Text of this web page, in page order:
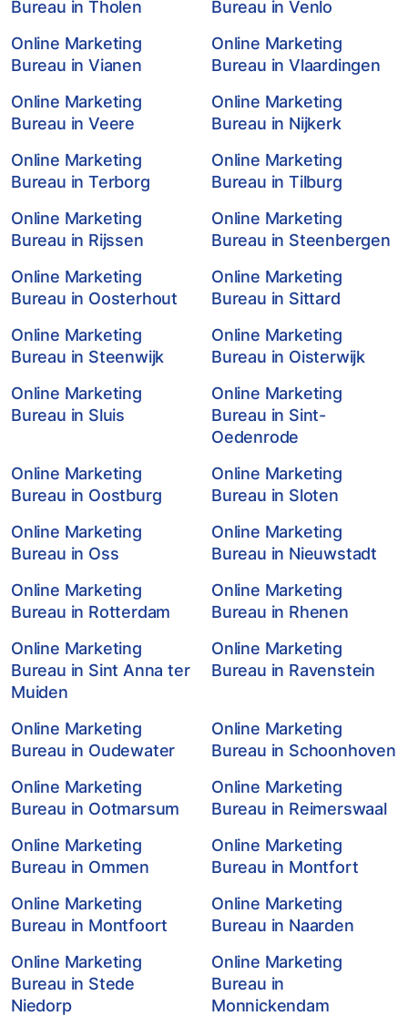
Bureau in Tholen
Bureau in Venlo
Online Marketing
Bureau in Vianen
Online Marketing
Bureau in Vlaardingen
Online Marketing
Bureau in Veere
Online Marketing
Bureau in Nijkerk
Online Marketing
Bureau in Terborg
Online Marketing
Bureau in Tilburg
Online Marketing
Bureau in Rijssen
Online Marketing
Bureau in Steenbergen
Online Marketing
Bureau in Oosterhout
Online Marketing
Bureau in Sittard
Online Marketing
Bureau in Steenwijk
Online Marketing
Bureau in Oisterwijk
Online Marketing
Bureau in Sluis
Online Marketing
Bureau in Sint-
Oedenrode
Online Marketing
Bureau in Oostburg
Online Marketing
Bureau in Sloten
Online Marketing
Bureau in Oss
Online Marketing
Bureau in Nieuwstadt
Online Marketing
Bureau in Rotterdam
Online Marketing
Bureau in Rhenen
Online Marketing
Bureau in Sint Anna ter
Muiden
Online Marketing
Bureau in Ravenstein
Online Marketing
Bureau in Oudewater
Online Marketing
Bureau in Schoonhoven
Online Marketing
Bureau in Ootmarsum
Online Marketing
Bureau in Reimerswaal
Online Marketing
Bureau in Ommen
Online Marketing
Bureau in Montfort
Online Marketing
Bureau in Montfoort
Online Marketing
Bureau in Naarden
Online Marketing
Bureau in Stede
Niedorp
Online Marketing
Bureau in
Monnickendam